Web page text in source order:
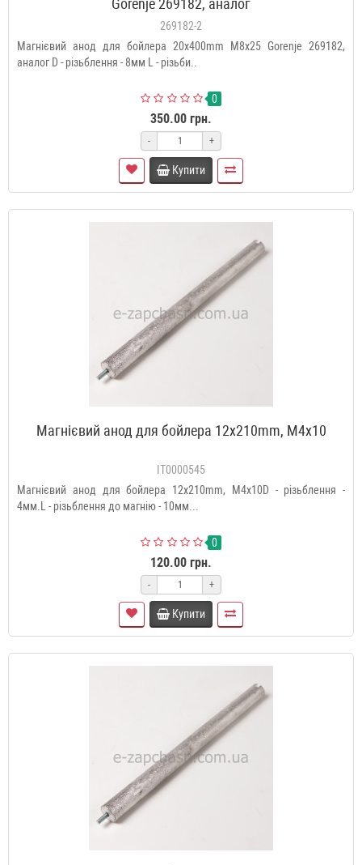
Gorenje 269182, аналог
269182-2
Магнієвий анод для бойлера 20x400mm M8x25 Gorenje 269182,
аналог D - різьблення - 8мм L - різьби..
0
350.00 грн.
- +
Купити
Магнієвий анод для бойлера 12x210mm, М4x10
IT0000545
Магнієвий анод для бойлера 12x210mm, М4x10D - різьблення -
4мм.L - різьблення до магнію - 10мм...
0
120.00 грн.
- +
Купити